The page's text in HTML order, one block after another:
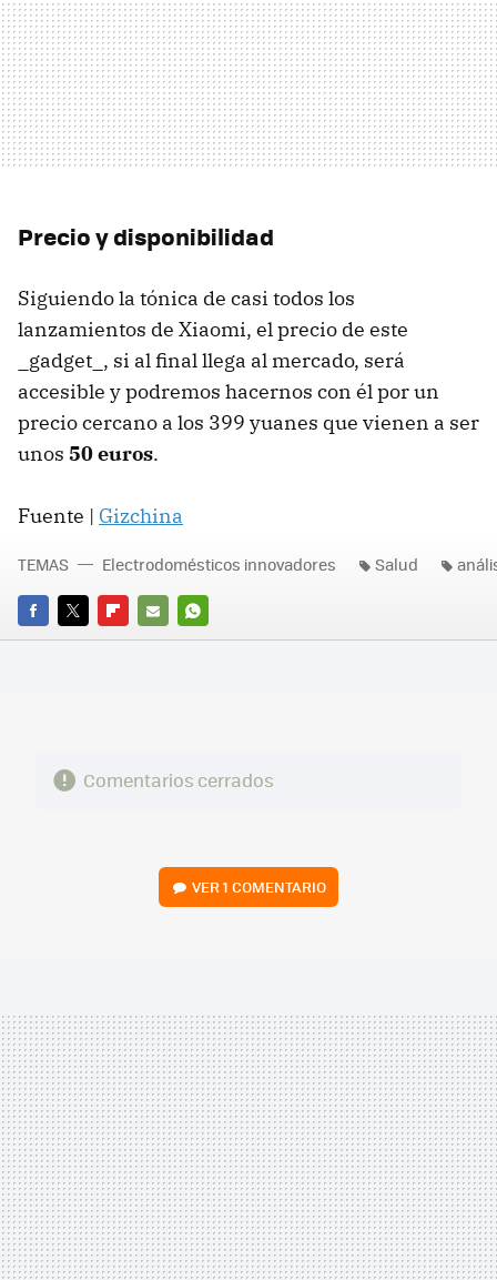
Precio y disponibilidad
Siguiendo la tónica de casi todos los
lanzamientos de Xiaomi, el precio de este
_gadget_, si al final llega al mercado, será
accesible y podremos hacernos con él por un
precio cercano a los 399 yuanes que vienen a ser
unos 50 euros.
Fuente | Gizchina
FACEBOOK
TWITTERFLIPBOARD
E-
WHATSAPP
TEMAS Electrodomésticos innovadores Salud
Comentarios cerrados
VER1 COMENTARIO